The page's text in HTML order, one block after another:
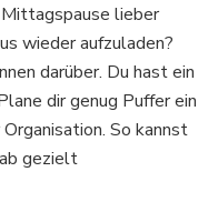
lieber
wieder aufzuladen?
darüber. Du hast ein
dir genug Puffer ein
So kannst
gezielt